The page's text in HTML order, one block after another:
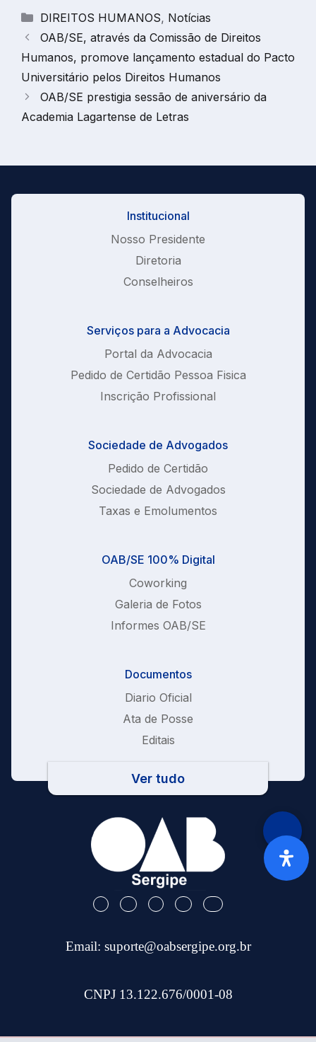
Categorias
DIREITOS HUMANOS, Notícias
OAB/SE, através da Comissão de Direitos
Humanos, promove lançamento estadual do Pacto
Universitário pelos Direitos Humanos
OAB/SE prestigia sessão de aniversário da
Academia Lagartense de Letras
Institucional
Nosso Presidente
Diretoria
Conselheiros
Serviços para a Advocacia
Portal da Advocacia
Pedido de Certidão Pessoa Fisica
Inscrição Profissional
Sociedade de Advogados
Pedido de Certidão
Sociedade de Advogados
Taxas e Emolumentos
OAB/SE 100% Digital
Coworking
Galeria de Fotos
Informes OAB/SE
Documentos
Diario Oficial
Ata de Posse
Editais
Ver tudo
Email: suporte@oabsergipe.org.br
CNPJ 13.122.676/0001-08